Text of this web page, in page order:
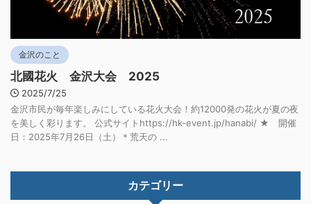
金沢のこと
北國花火 金沢大会 2025
2025/7/25
金沢市民が毎年楽しみにしている花火大会！約12000発の花火が夏の夜
を美しく彩ります。 公式サイトhttps://hk-event.jp/hanabi/ ★ 開催
日：2025年7月26日（土）＊荒天の ...
カテゴリー